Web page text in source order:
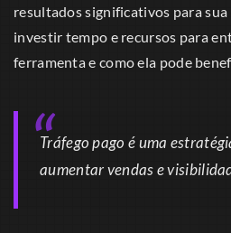
resultados significativos para sua
investir tempo e recursos para
ferramenta e como ela pode
Tráfego pago é uma
aumentar vendas e